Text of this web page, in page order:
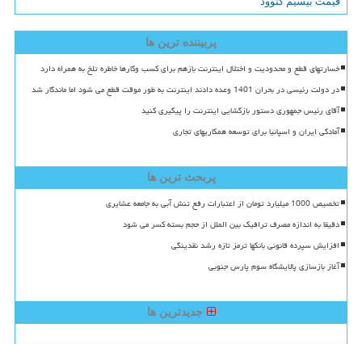
پربیننده ترین ها
خسارتهای قطع و محدودیت و اختلال اینترنت بازهم برای کسب وکارها خاطره تلخ به همراه دارد
در دولت رئیسی در بحران 1401 وعده دادند اینترنت به طور موقت قطع می شود اما ماندگار شد
آقای رئیس جمهوری دستور بازگشایی اینترنت را پیگیری کنید
آمادگی ایران و اسپانیا برای توسعه همکاریهای تجاری
پربحث ترین ها
تخصیص 1000 میلیارد تومان از اعتبارات رفع تنش آبی به جامعه عشایری
دقیقا به اندازه مصرف ترافیک بین الملل از حجم بسته کسر می شود
افزایش سپرده قانونی بانکها ترمز تازه رشد نقدینگی
آغاز بازسازی پالایشگاه سوم پارس جنوبی
جدیدترین ها